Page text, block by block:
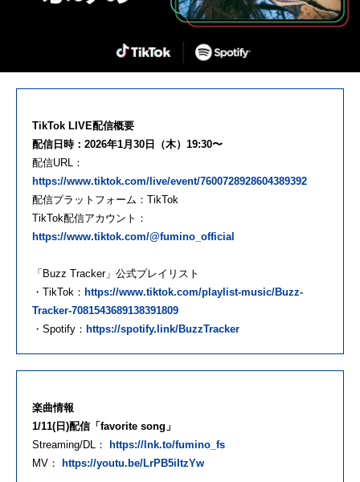
TikTok LIVE配信概要
配信日時：2026年1月30日（木）19:30〜
配信URL：
https://www.tiktok.com/live/event/7600728928604389392
配信プラットフォーム：TikTok
TikTok配信アカウント：
https://www.tiktok.com/@fumino_official
「Buzz Tracker」公式プレイリスト
・TikTok： https://www.tiktok.com/playlist-music/Buzz-
Tracker-7081543689138391809
・Spotify： https://spotify.link/BuzzTracker
楽曲情報
1/11(日)配信「favorite song」
Streaming/DL：
https://lnk.to/fumino_fs
MV：
https://youtu.be/LrPB5iItzYw